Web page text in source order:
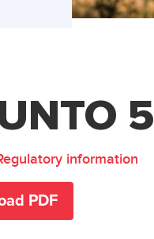
5
information
PDF